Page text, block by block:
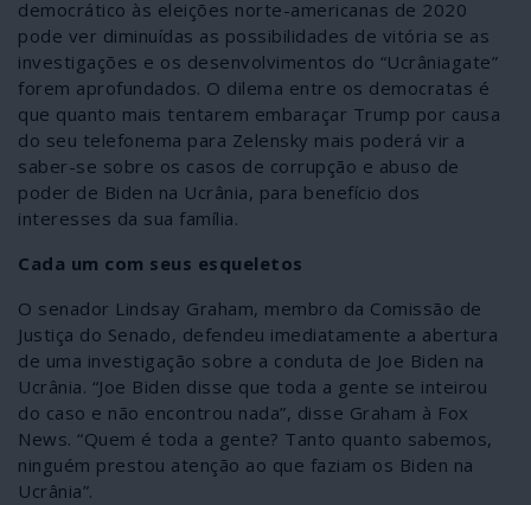
democrático às eleições norte-americanas de 2020
pode ver diminuídas as possibilidades de vitória se as
investigações e os desenvolvimentos do “Ucrâniagate”
forem aprofundados. O dilema entre os democratas é
que quanto mais tentarem embaraçar Trump por causa
do seu telefonema para Zelensky mais poderá vir a
saber-se sobre os casos de corrupção e abuso de
poder de Biden na Ucrânia, para benefício dos
interesses da sua família.
Cada um com seus esqueletos
O senador Lindsay Graham, membro da Comissão de
Justiça do Senado, defendeu imediatamente a abertura
de uma investigação sobre a conduta de Joe Biden na
Ucrânia. “Joe Biden disse que toda a gente se inteirou
do caso e não encontrou nada”, disse Graham à Fox
News. “Quem é toda a gente? Tanto quanto sabemos,
ninguém prestou atenção ao que faziam os Biden na
Ucrânia”.